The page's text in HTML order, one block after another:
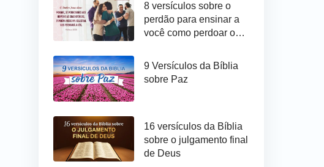
8 versículos sobre o
perdão para ensinar a
você como perdoar os
9 Versículos da Bíblia
sobre Paz
16 versículos da Bíblia
sobre o julgamento final
de Deus